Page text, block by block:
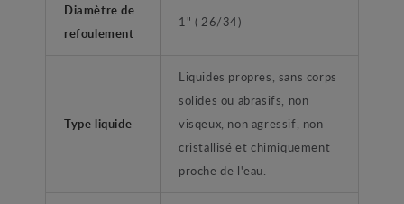
Diamètre de
refoulement
1" ( 26/34)
Type liquide
Liquides propres, sans corps
solides ou abrasifs, non
visqeux, non agressif, non
cristallisé et chimiquement
proche de l'eau.